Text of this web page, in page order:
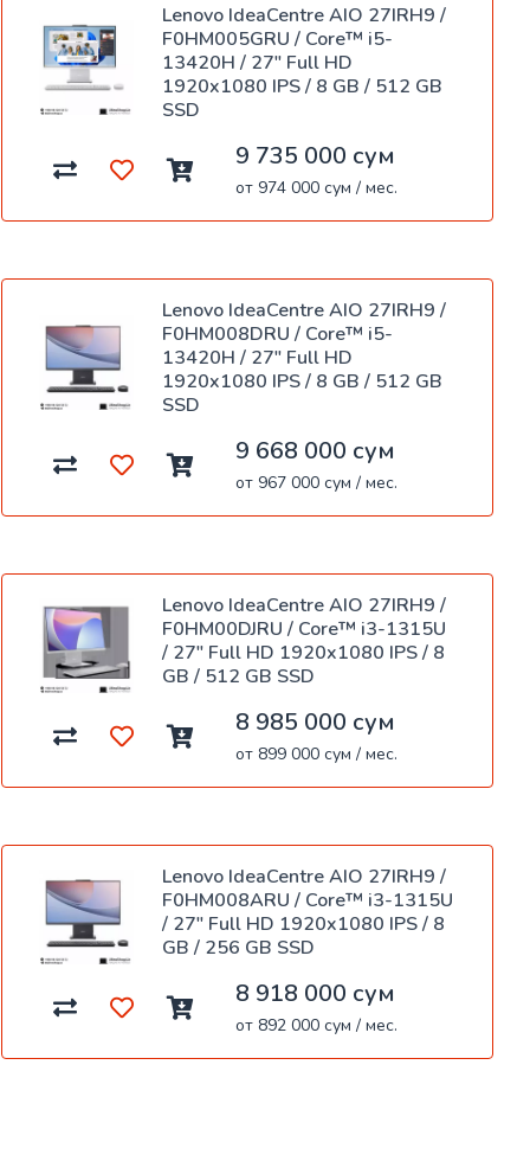
Lenovo IdeaCentre AIO 27IRH9 /
F0HM005GRU / Core™ i5-
13420H / 27" Full HD
1920x1080 IPS / 8 GB / 512 GB
SSD
9 735 000 сум
от 974 000 сум / мес.
Lenovo IdeaCentre AIO 27IRH9 /
F0HM008DRU / Core™ i5-
13420H / 27" Full HD
1920x1080 IPS / 8 GB / 512 GB
SSD
9 668 000 сум
от 967 000 сум / мес.
Lenovo IdeaCentre AIO 27IRH9 /
F0HM00DJRU / Core™ i3-1315U
/ 27" Full HD 1920x1080 IPS / 8
GB / 512 GB SSD
8 985 000 сум
от 899 000 сум / мес.
Lenovo IdeaCentre AIO 27IRH9 /
F0HM008ARU / Core™ i3-1315U
/ 27" Full HD 1920x1080 IPS / 8
GB / 256 GB SSD
8 918 000 сум
от 892 000 сум / мес.